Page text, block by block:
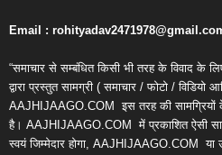
Email :
“समाचार से सम्बंधित किसी भी तरह के विवाद के
द्वारा प्रस्तुत सामग्री ( समाचार / फोटो / विडियो
AAJHIJAAGO.COM इस तरह की सामग्रियों
है। AAJHIJAAGO.COM में प्रकाशित ऐसी
स्वयं जिम्मेदार होगा, AAJHIJAAGO.COM या